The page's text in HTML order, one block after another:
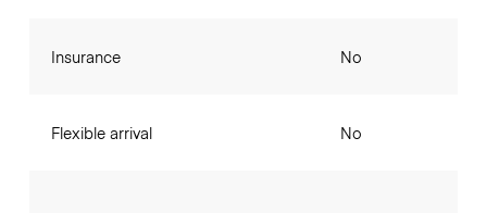
Insurance
Flexible arrival
No
No